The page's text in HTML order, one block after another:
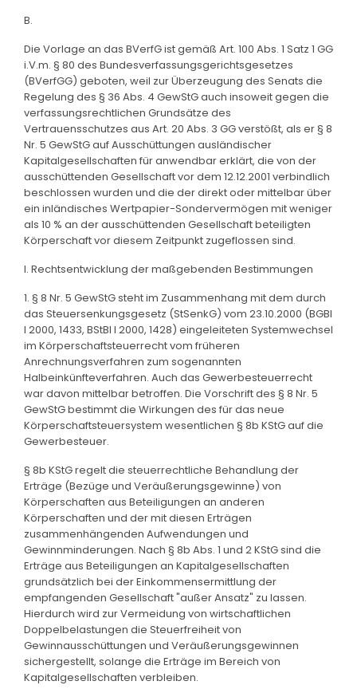
B.
Die Vorlage an das BVerfG ist gemäß Art. 100 Abs. 1 Satz 1 GG
i.V.m. § 80 des Bundesverfassungsgerichtsgesetzes
(BVerfGG) geboten, weil zur Überzeugung des Senats die
Regelung des § 36 Abs. 4 GewStG auch insoweit gegen die
verfassungsrechtlichen Grundsätze des
Vertrauensschutzes aus Art. 20 Abs. 3 GG verstößt, als er § 8
Nr. 5 GewStG auf Ausschüttungen ausländischer
Kapitalgesellschaften für anwendbar erklärt, die von der
ausschüttenden Gesellschaft vor dem 12.12.2001 verbindlich
beschlossen wurden und die der direkt oder mittelbar über
ein inländisches Wertpapier-Sondervermögen mit weniger
als 10 % an der ausschüttenden Gesellschaft beteiligten
Körperschaft vor diesem Zeitpunkt zugeflossen sind.
I. Rechtsentwicklung der maßgebenden Bestimmungen
1. § 8 Nr. 5 GewStG steht im Zusammenhang mit dem durch
das Steuersenkungsgesetz (StSenkG) vom 23.10.2000 (BGBl
I 2000, 1433, BStBl I 2000, 1428) eingeleiteten Systemwechsel
im Körperschaftsteuerrecht vom früheren
Anrechnungsverfahren zum sogenannten
Halbeinkünfteverfahren. Auch das Gewerbesteuerrecht
war davon mittelbar betroffen. Die Vorschrift des § 8 Nr. 5
GewStG bestimmt die Wirkungen des für das neue
Körperschaftsteuersystem wesentlichen § 8b KStG auf die
Gewerbesteuer.
§ 8b KStG regelt die steuerrechtliche Behandlung der
Erträge (Bezüge und Veräußerungsgewinne) von
Körperschaften aus Beteiligungen an anderen
Körperschaften und der mit diesen Erträgen
zusammenhängenden Aufwendungen und
Gewinnminderungen. Nach § 8b Abs. 1 und 2 KStG sind die
Erträge aus Beteiligungen an Kapitalgesellschaften
grundsätzlich bei der Einkommensermittlung der
empfangenden Gesellschaft "außer Ansatz" zu lassen.
Hierdurch wird zur Vermeidung von wirtschaftlichen
Doppelbelastungen die Steuerfreiheit von
Gewinnausschüttungen und Veräußerungsgewinnen
sichergestellt, solange die Erträge im Bereich von
Kapitalgesellschaften verbleiben.